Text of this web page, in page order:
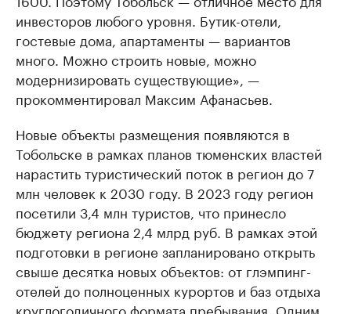
инвесторов любого уровня. Бутик-отели,
гостевые дома, апартаменты — вариантов
много. Можно строить новые, можно
модернизировать существующие», —
прокомментировал Максим Афанасьев.
Новые объекты размещения появляются в
Тобольске в рамках планов тюменских властей
нарастить туристический поток в регион до 7
млн человек к 2030 году. В 2023 году регион
посетили 3,4 млн туристов, что принесло
бюджету региона 2,4 млрд руб. В рамках этой
подготовки в регионе запланировано открыть
свыше десятка новых объектов: от глэмпинг-
отелей до полноценных курортов и баз отдыха
круглогодичного формата пребывания. Одним